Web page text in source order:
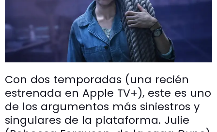
Con dos temporadas (una recién
estrenada en Apple TV+), este es uno
de los argumentos más siniestros y
singulares de la plataforma. Julie